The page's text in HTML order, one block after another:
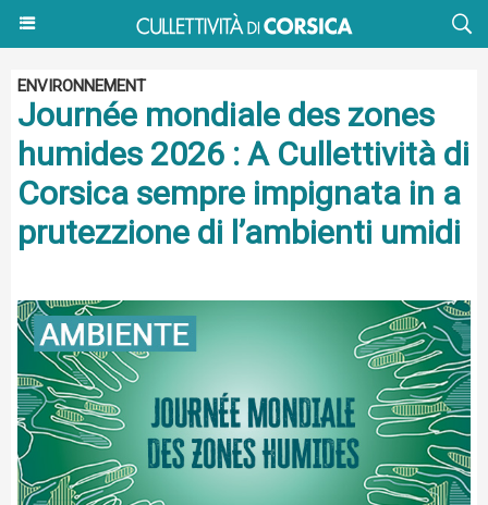
ENVIRONNEMENT
Journée mondiale des zones
humides 2026 : A Cullettività di
Corsica sempre impignata in a
prutezzione di l’ambienti umidi